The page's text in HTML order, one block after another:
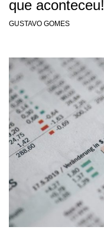
que aconteceu!
GUSTAVO GOMES